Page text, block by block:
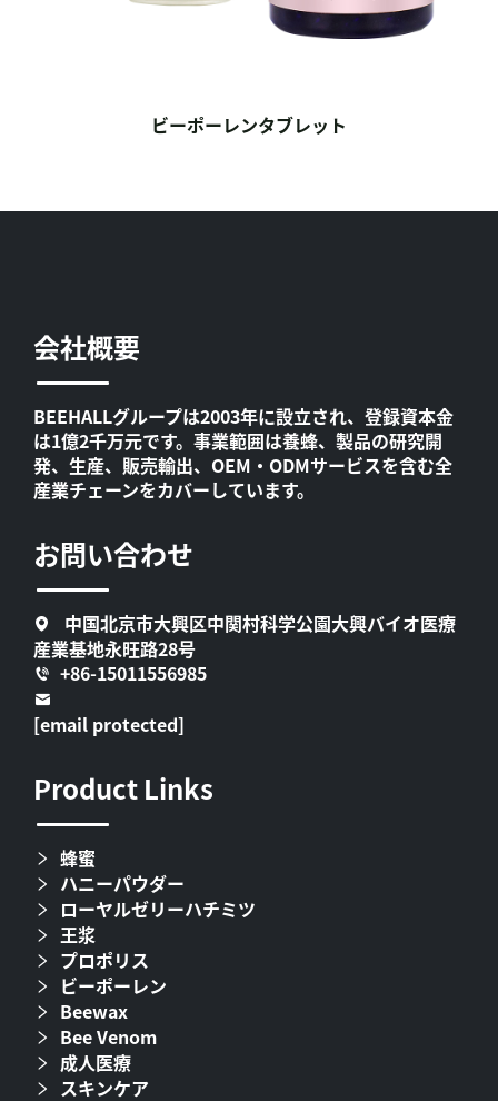
ビーポーレンタブレット
会社概要
BEEHALLグループは2003年に設立され、登録資本金
は1億2千万元です。事業範囲は養蜂、製品の研究開
発、生産、販売輸出、OEM・ODMサービスを含む全
産業チェーンをカバーしています。
お問い合わせ
中国北京市大興区中関村科学公園大興バイオ医療
産業基地永旺路28号
+86-15011556985
[email protected]
Product Links
蜂蜜
ハニーパウダー
ローヤルゼリーハチミツ
王浆
プロポリス
ビーポーレン
Beewax
Bee Venom
成人医療
スキンケア